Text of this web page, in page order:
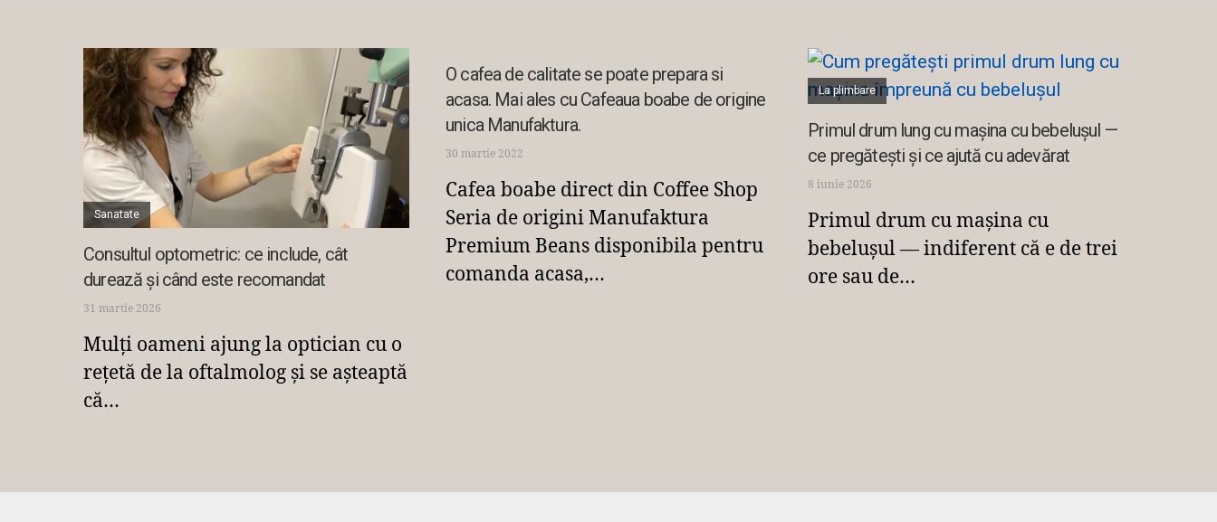
Sanatate
Consultul optometric: ce include, cât
durează și când este recomandat
31 martie 2026
Mulți oameni ajung la optician cu o
rețetă de la oftalmolog și se așteaptă
că…
O cafea de calitate se poate prepara si
acasa. Mai ales cu Cafeaua boabe de origine
unica Manufaktura.
30 martie 2022
Cafea boabe direct din Coffee Shop
Seria de origini Manufaktura
Premium Beans disponibila pentru
comanda acasa,…
La plimbare
Primul drum lung cu mașina cu bebelușul —
ce pregătești și ce ajută cu adevărat
8 iunie 2026
Primul drum cu mașina cu
bebelușul — indiferent că e de trei
ore sau de…